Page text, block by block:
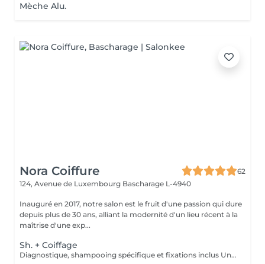
Mèche Alu.
Nora Coiffure
62
124, Avenue de Luxembourg Bascharage L-4940
Inauguré en 2017, notre salon est le fruit d'une passion qui dure
depuis plus de 30 ans, alliant la modernité d'un lieu récent à la
maîtrise d'une exp...
Sh. + Coiffage
Diagnostique, shampooing spécifique et fixations inclus Un supplément peut être facturé en fonction de la qualité du cheveux et du résultat souhaité (exemple : un cheveux très épais et bouclé pour un résultat très lisse ou une ondulation à la plaque ou au fer après un brushing)